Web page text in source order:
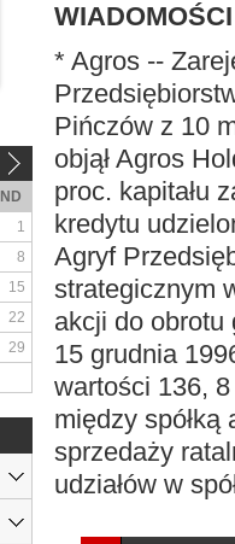
* Agros --
Pińczów z 10
objął Agros
proc. kapitału
kredytu
Agryf
strategicznym
akcji do obrotu
15 grudnia
wartości 136,
między
sprzedaży
udziałów w
ND
1
8
15
22
29